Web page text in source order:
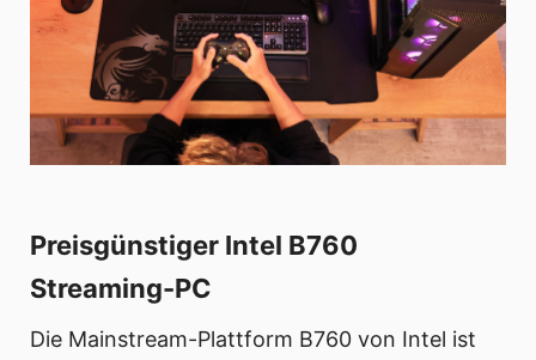
Preisgünstiger Intel B760
Streaming-PC
Die Mainstream-Plattform B760 von Intel ist